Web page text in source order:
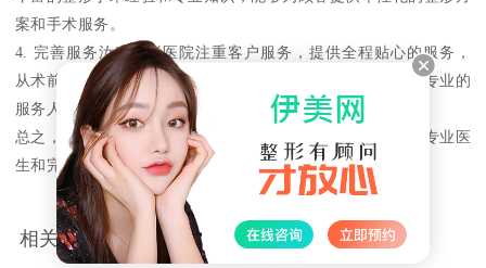
案和手术服务。
4. 完善服务汝森整形医院注重客户服务，提供全程贴心的服务，
从术前咨询、手术安排、术后恢复到后续的随访跟踪，都有专业的
服务人员负责，让顾客享受到完善的整形服务。
总之，包头汝森整形医院是一家拥有先进设备、舒适环境、专业医
生和完善服务的整形医院，是您放心选择的整形机构。
相关推荐